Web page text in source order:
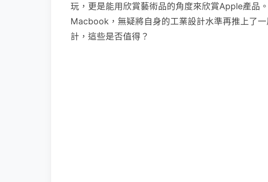
玩，更是能用欣賞藝術品的角度來欣賞Apple產品
Macbook，無疑將自身的工業設計水準再推上了
計，這些是否值得？